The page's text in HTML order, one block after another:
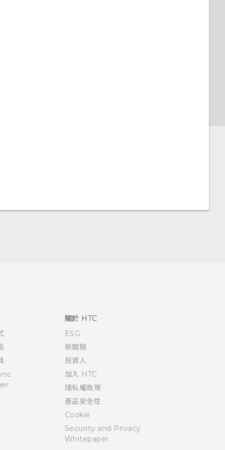
關於 HTC
ESG
新聞稿
投資人
加入 HTC
隱私權政策
產品安全性
Cookie
Security and Privacy
Whitepaper